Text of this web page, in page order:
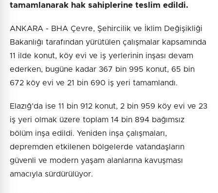
tamamlanarak hak sahiplerine teslim edildi.
ANKARA - BHA Çevre, Şehircilik ve İklim Değişikliği
Bakanlığı tarafından yürütülen çalışmalar kapsamında
11 ilde konut, köy evi ve iş yerlerinin inşası devam
ederken, bugüne kadar 367 bin 995 konut, 65 bin
672 köy evi ve 21 bin 690 iş yeri tamamlandı.
Elazığ’da ise 11 bin 912 konut, 2 bin 959 köy evi ve 23
iş yeri olmak üzere toplam 14 bin 894 bağımsız
bölüm inşa edildi. Yeniden inşa çalışmaları,
depremden etkilenen bölgelerde vatandaşların
güvenli ve modern yaşam alanlarına kavuşması
amacıyla sürdürülüyor.